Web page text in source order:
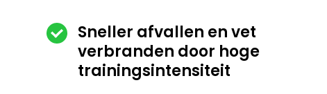
Sneller afvallen en vet
verbranden door hoge
trainingsintensiteit